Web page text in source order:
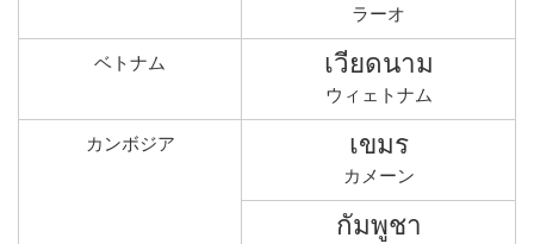
ラーオ
ベトナム เวียดนาม
ウィェトナム
カンボジア เขมร
カメーン
กัมพูชา